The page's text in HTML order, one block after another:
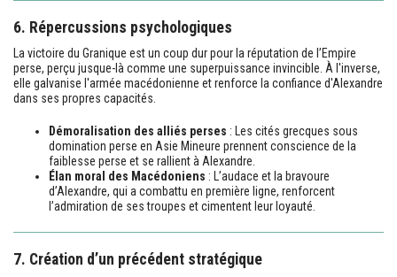
6. Répercussions psychologiques
La victoire du Granique est un coup dur pour la réputation de l’Empire
perse, perçu jusque-là comme une superpuissance invincible. À l'inverse,
elle galvanise l'armée macédonienne et renforce la confiance d'Alexandre
dans ses propres capacités.
Démoralisation des alliés perses : Les cités grecques sous
domination perse en Asie Mineure prennent conscience de la
faiblesse perse et se rallient à Alexandre.
Élan moral des Macédoniens : L’audace et la bravoure
d’Alexandre, qui a combattu en première ligne, renforcent
l’admiration de ses troupes et cimentent leur loyauté.
7. Création d’un précédent stratégique